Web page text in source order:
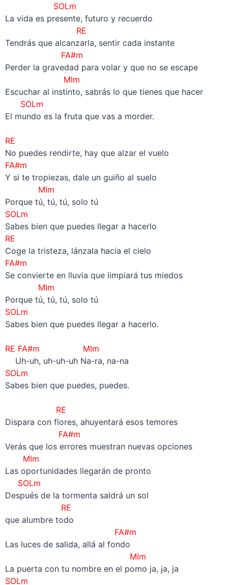
SOLm
La vida es presente, futuro y recuerdo
RE
Tendrás que alcanzarla, sentir cada instante
FA#m
Perder la gravedad para volar y que no se escape
MIm
Escuchar al instinto, sabrás lo que tienes que hacer
SOLm
El mundo es la fruta que vas a morder.
RE
No puedes rendirte, hay que alzar el vuelo
FA#m
Y si te tropiezas, dale un guiño al suelo
MIm
Porque tú, tú, tú, solo tú
SOLm
Sabes bien que puedes llegar a hacerlo
RE
Coge la tristeza, lánzala hacia el cielo
FA#m
Se convierte en lluvia que limpiará tus miedos
MIm
Porque tú, tú, tú, solo tú
SOLm
Sabes bien que puedes llegar a hacerlo.
RE FA#m MIm
Uh-uh, uh-uh-uh Na-ra, na-na
SOLm
Sabes bien que puedes, puedes.
RE
Dispara con flores, ahuyentará esos temores
FA#m
Verás que los errores muestran nuevas opciones
MIm
Las oportunidades llegarán de pronto
SOLm
Después de la tormenta saldrá un sol
RE
que alumbre todo
FA#m
Las luces de salida, allá al fondo
MIm
La puerta con tu nombre en el pomo ja, ja, ja
SOLm